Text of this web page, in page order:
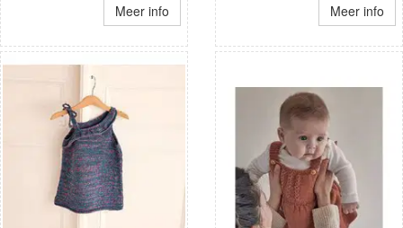
Meer info Meer info